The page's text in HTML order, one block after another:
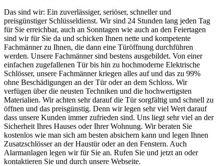
Das sind wir: Ein zuverlässiger, seriöser, schneller und
preisgünstiger Schlüsseldienst. Wir sind 24 Stunden lang jeden Tag
für Sie erreichbar, auch an Sonntagen wie auch an den Feiertagen
sind wir für Sie da und schicken Ihnen nette und kompetente
Fachmänner zu Ihnen, die dann eine Türöffnung durchführen
werden. Unsere Fachmänner sind bestens ausgebildet. Von einer
einfachen zugefallenen Tür bis hin zu hochmoderne Elektrische
Schlösser, unsere Fachmänner kriegen alles auf und das zu 99%
ohne Beschädigungen an der Tür oder an dem Schloss. Wir
verfügen über die neusten Techniken und die hochwertigsten
Materialien. Wir achten sehr darauf die Tür sorgfältig und schnell zu
öffnen und das preisgünstig. Denn wir legen sehr viel Wert darauf
dass unsere Kunden immer zufrieden sind. Uns liegt sehr viel an der
Sicherheit Ihres Hauses oder Ihrer Wohnung. Wir beraten Sie
kostenlos wie man sich am besten absichern kann und legen Ihnen
Zusatzschlösser an der Haustür oder an den Fenstern. Auch
Alarmanlagen legen wir für Sie an. Rufen Sie und jetzt an oder
kontaktieren Sie und durch unsere Webseite.